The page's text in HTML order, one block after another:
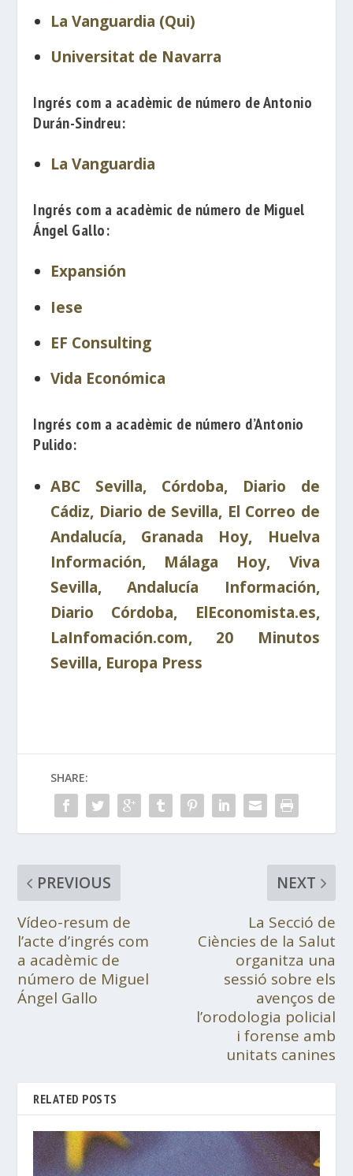
La Vanguardia (Qui)
Universitat de Navarra
Ingrés com a acadèmic de número deAntonio
Durán-Sindreu:
La Vanguardia
Ingrés com a acadèmic de número de Miguel
Ángel Gallo:
Expansión
Iese
EF Consulting
Vida Económica
Ingrés com a acadèmic de número d’Antonio
Pulido:
ABC Sevilla, Córdoba, Diario de
Cádiz, Diario de Sevilla, El Correo de
Andalucía, Granada Hoy, Huelva
Información, Málaga Hoy, Viva
Sevilla, Andalucía Información,
Diario Córdoba, ElEconomista.es,
LaInfomación.com, 20 Minutos
Sevilla, Europa Press
SHARE:
PREVIOUS
Vídeo-resum de
l’acte d’ingrés com
a acadèmic de
número de Miguel
Ángel Gallo
NEXT
La Secció de
Ciències de la Salut
organitza una
sessió sobre els
avenços de
l’orodologia policial
i forense amb
unitats canines
RELATED POSTS